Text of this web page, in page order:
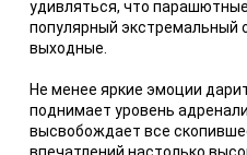
удивляться, что
популярный экстремальный
выходные.
Не менее яркие эмоции
поднимает уровень
высвобождает все